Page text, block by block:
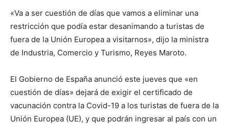
«Va a ser cuestión de días que vamos a eliminar una
restricción que podía estar desanimando a turistas de
fuera de la Unión Europea a visitarnos», dijo la ministra
de Industria, Comercio y Turismo, Reyes Maroto.
El Gobierno de España anunció este jueves que «en
cuestión de días» dejará de exigir el certificado de
vacunación contra la Covid-19 a los turistas de fuera de la
Unión Europea (UE), y que podrán ingresar al país con un